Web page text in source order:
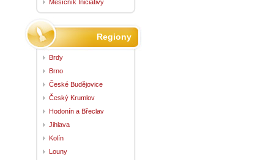
Měsíčník Iniciativy
Regiony
Brdy
Brno
České Budějovice
Český Krumlov
Hodonín a Břeclav
Jihlava
Kolín
Louny